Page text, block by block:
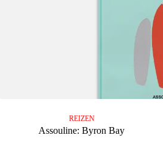
REIZEN
Assouline: Byron Bay